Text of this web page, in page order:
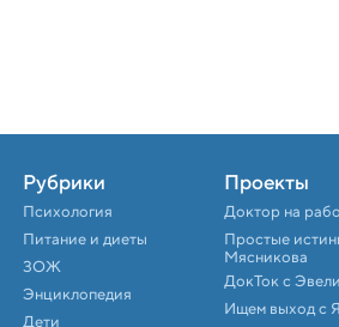
Рубрики
Психология
Питание и диеты
ЗОЖ
Энциклопедия
Дети
Проекты
Доктор на
Простые
Мясникова
ДокТок с
Ищем выход с